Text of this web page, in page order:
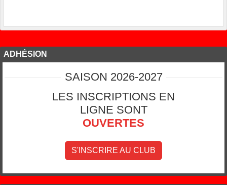
ADHÉSION
SAISON 2026-2027
LES INSCRIPTIONS EN
LIGNE SONT
OUVERTES
S'INSCRIRE AU CLUB